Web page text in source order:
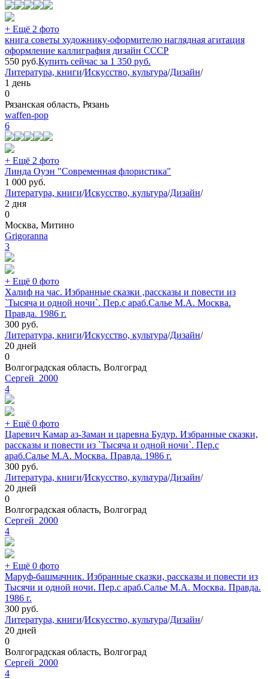
+ Ещё 2 фото
книга советы художнику-оформителю наглядная агитация
оформление каллиграфия дизайн СССР
550 руб.Купить сейчас за 1 350 руб.
Литература, книги/Искусство, культура/Дизайн/
1 день
0
Рязанская область, Рязань
waffen-pop
6
+ Ещё 2 фото
Линда Оуэн "Современная флористика"
1 000 руб.
Литература, книги/Искусство, культура/Дизайн/
2 дня
0
Москва, Митино
Grigoranna
3
+ Ещё 0 фото
Халиф на час. Избранные сказки ,рассказы и повести из
`Тысяча и одной ночи`. Пер.с араб.Салье М.А. Москва.
Правда. 1986 г.
300 руб.
Литература, книги/Искусство, культура/Дизайн/
20 дней
0
Волгоградская область, Волгоград
Сергей_2000
4
+ Ещё 0 фото
Царевич Камар аз-Заман и царевна Будур. Избранные сказки,
рассказы и повести из `Тысяча и одной ночи`. Пер.с
араб.Салье М.А. Москва. Правда. 1986 г.
300 руб.
Литература, книги/Искусство, культура/Дизайн/
20 дней
0
Волгоградская область, Волгоград
Сергей_2000
4
+ Ещё 0 фото
Маруф-башмачник. Избранные сказки, рассказы и повести из
Тысячи и одной ночи. Пер.с араб.Салье М.А. Москва. Правда.
1986 г.
300 руб.
Литература, книги/Искусство, культура/Дизайн/
20 дней
0
Волгоградская область, Волгоград
Сергей_2000
4